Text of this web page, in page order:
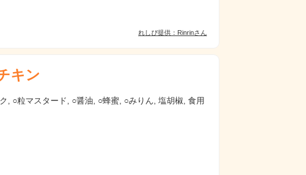
れしぴ提供：Rinrinさん
キン
, ○粒マスタード, ○醤油, ○蜂蜜, ○みりん, 塩胡椒, 食用